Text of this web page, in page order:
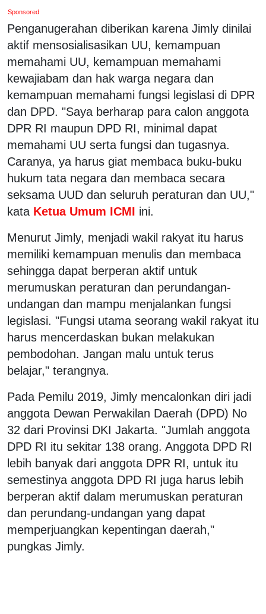
Sponsored
Penganugerahan diberikan karena Jimly dinilai
aktif mensosialisasikan UU, kemampuan
memahami UU, kemampuan memahami
kewajiabam dan hak warga negara dan
kemampuan memahami fungsi legislasi di DPR
dan DPD. "Saya berharap para calon anggota
DPR RI maupun DPD RI, minimal dapat
memahami UU serta fungsi dan tugasnya.
Caranya, ya harus giat membaca buku-buku
hukum tata negara dan membaca secara
seksama UUD dan seluruh peraturan dan UU,"
kata Ketua Umum ICMI ini.
Menurut Jimly, menjadi wakil rakyat itu harus
memiliki kemampuan menulis dan membaca
sehingga dapat berperan aktif untuk
merumuskan peraturan dan perundangan-
undangan dan mampu menjalankan fungsi
legislasi. "Fungsi utama seorang wakil rakyat itu
harus mencerdaskan bukan melakukan
pembodohan. Jangan malu untuk terus
belajar," terangnya.
Pada Pemilu 2019, Jimly mencalonkan diri jadi
anggota Dewan Perwakilan Daerah (DPD) No
32 dari Provinsi DKI Jakarta. "Jumlah anggota
DPD RI itu sekitar 138 orang. Anggota DPD RI
lebih banyak dari anggota DPR RI, untuk itu
semestinya anggota DPD RI juga harus lebih
berperan aktif dalam merumuskan peraturan
dan perundang-undangan yang dapat
memperjuangkan kepentingan daerah,"
pungkas Jimly.